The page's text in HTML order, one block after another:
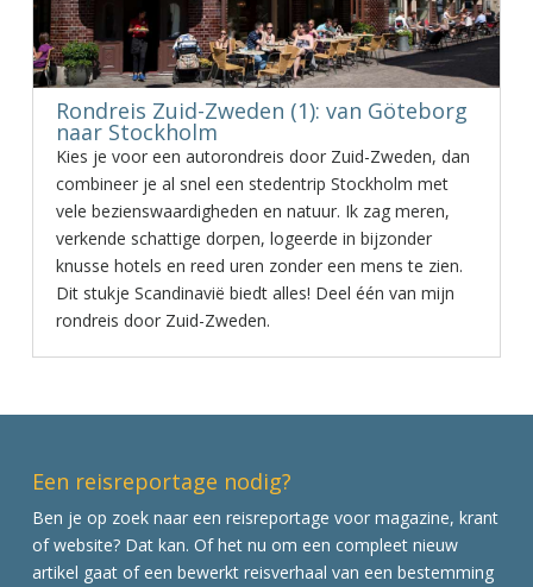
Rondreis Zuid-Zweden (1): van Göteborg
naar Stockholm
Kies je voor een autorondreis door Zuid-Zweden, dan
combineer je al snel een stedentrip Stockholm met
vele bezienswaardigheden en natuur. Ik zag meren,
verkende schattige dorpen, logeerde in bijzonder
knusse hotels en reed uren zonder een mens te zien.
Dit stukje Scandinavië biedt alles! Deel één van mijn
rondreis door Zuid-Zweden.
Een reisreportage nodig?
Ben je op zoek naar een reisreportage voor magazine, krant
of website? Dat kan. Of het nu om een compleet nieuw
artikel gaat of een bewerkt reisverhaal van een bestemming